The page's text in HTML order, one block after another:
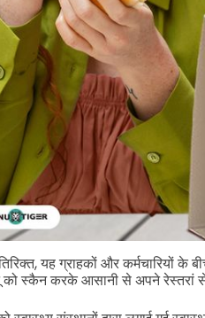
यह ग्राहकों और कर्मचारियों के
स्कैन करके आसानी से अपने रेस्तरां